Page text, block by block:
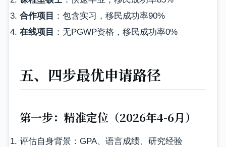
合作项目 ：包含实习，移民成功率90%
在线项目 ：无PGWP资格，移民成功率0%
五、四步最优申请路径
第一步：精准定位（2026年4-6月）
评估自身背景：GPA、语言成绩、研究经验